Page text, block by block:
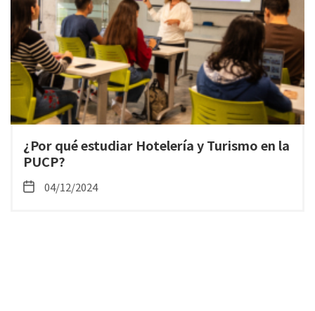
¿Por qué estudiar Hotelería y Turismo en la
PUCP?
04/12/2024